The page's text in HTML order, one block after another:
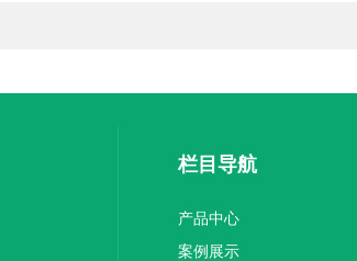
栏目导航
产品中心
案例展示